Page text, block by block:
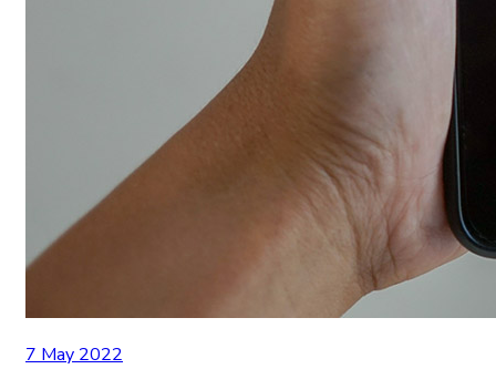
7 May 2022